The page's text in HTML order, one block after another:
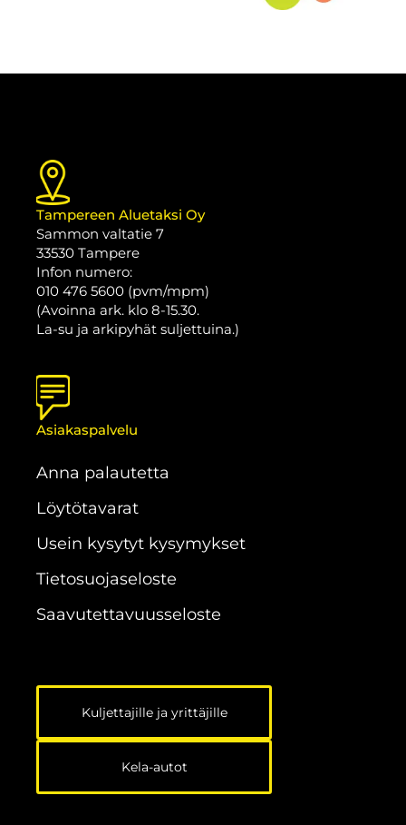
Tampereen Aluetaksi Oy
Sammon valtatie 7
33530 Tampere
Infon numero:
010 476 5600 (pvm/mpm)
(Avoinna ark. klo 8-15.30.
La-su ja arkipyhät suljettuina.)
Asiakaspalvelu
Anna palautetta
Löytötavarat
Usein kysytyt kysymykset
Tietosuojaseloste
Saavutettavuus­seloste
Kuljettajille ja yrittäjille
Kela-autot